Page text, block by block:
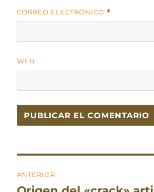
CORREO ELECTRÓNICO *
WEB
de
ANTERIOR
Entrada